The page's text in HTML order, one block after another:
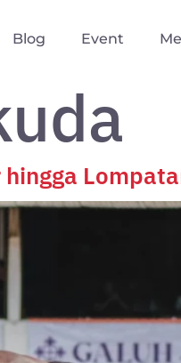
Blog Event